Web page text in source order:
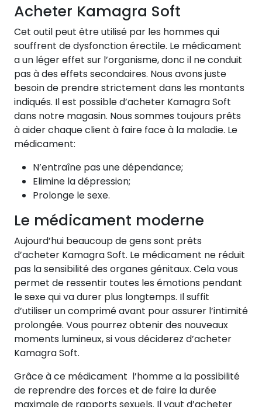
Acheter Kamagra Soft
Cet outil peut être utilisé par les hommes qui
souffrent de dysfonction érectile. Le médicament
a un léger effet sur l’organisme, donc il ne conduit
pas à des effets secondaires. Nous avons juste
besoin de prendre strictement dans les montants
indiqués. Il est possible d’acheter Kamagra Soft
dans notre magasin. Nous sommes toujours prêts
à aider chaque client à faire face à la maladie. Le
médicament:
N’entraîne pas une dépendance;
Elimine la dépression;
Prolonge le sexe.
Le médicament moderne
Aujourd’hui beaucoup de gens sont prêts
d’acheter Kamagra Soft. Le médicament ne réduit
pas la sensibilité des organes génitaux. Cela vous
permet de ressentir toutes les émotions pendant
le sexe qui va durer plus longtemps. Il suffit
d’utiliser un comprimé avant pour assurer l’intimité
prolongée. Vous pourrez obtenir des nouveaux
moments lumineux, si vous déciderez d’acheter
Kamagra Soft.
Grâce à ce médicament l’homme a la possibilité
de reprendre des forces et de faire la durée
maximale de rapports sexuels. Il vaut d’acheter